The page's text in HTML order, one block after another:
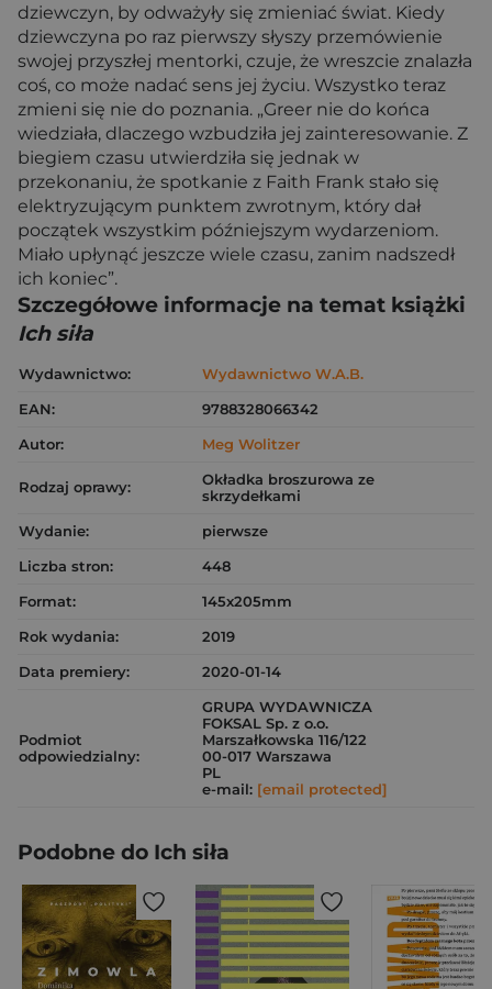
dziewczyn, by odważyły się zmieniać świat. Kiedy
dziewczyna po raz pierwszy słyszy przemówienie
swojej przyszłej mentorki, czuje, że wreszcie znalazła
coś, co może nadać sens jej życiu. Wszystko teraz
zmieni się nie do poznania. „Greer nie do końca
wiedziała, dlaczego wzbudziła jej zainteresowanie. Z
biegiem czasu utwierdziła się jednak w
przekonaniu, że spotkanie z Faith Frank stało się
elektryzującym punktem zwrotnym, który dał
początek wszystkim późniejszym wydarzeniom.
Miało upłynąć jeszcze wiele czasu, zanim nadszedł
ich koniec”.
Szczegółowe informacje na temat książki
Ich siła
Wydawnictwo:
Wydawnictwo W.A.B.
EAN:
9788328066342
Autor:
Meg Wolitzer
Rodzaj oprawy:
Okładka broszurowa ze
skrzydełkami
Wydanie:
pierwsze
Liczba stron:
448
Format:
145x205mm
Rok wydania:
2019
Data premiery:
2020-01-14
Podmiot
odpowiedzialny:
GRUPA WYDAWNICZA
FOKSAL Sp. z o.o.
Marszałkowska 116/122
00-017 Warszawa
PL
e-mail: [email protected]
Podobne do Ich siła